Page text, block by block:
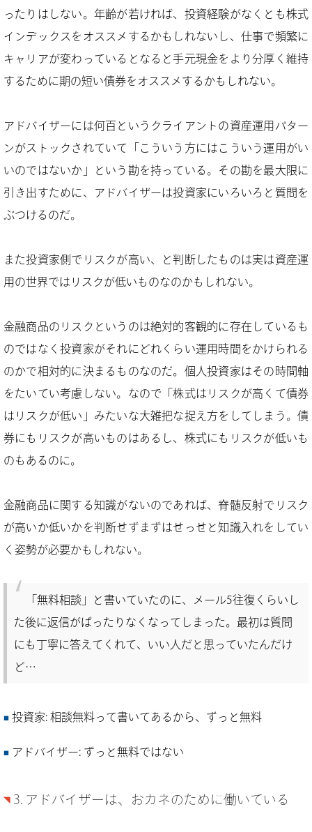
ったりはしない。年齢が若ければ、投資経験がなくとも株式
インデックスをオススメするかもしれないし、仕事で頻繁に
キャリアが変わっているとなると手元現金をより分厚く維持
するために期の短い債券をオススメするかもしれない。
アドバイザーには何百というクライアントの資産運用パター
ンがストックされていて「こういう方にはこういう運用がい
いのではないか」という勘を持っている。その勘を最大限に
引き出すために、アドバイザーは投資家にいろいろと質問を
ぶつけるのだ。
また投資家側でリスクが高い、と判断したものは実は資産運
用の世界ではリスクが低いものなのかもしれない。
金融商品のリスクというのは絶対的客観的に存在しているも
のではなく投資家がそれにどれくらい運用時間をかけられる
のかで相対的に決まるものなのだ。個人投資家はその時間軸
をたいてい考慮しない。なので「株式はリスクが高くて債券
はリスクが低い」みたいな大雑把な捉え方をしてしまう。債
券にもリスクが高いものはあるし、株式にもリスクが低いも
のもあるのに。
金融商品に関する知識がないのであれば、脊髄反射でリスク
が高いか低いかを判断せずまずはせっせと知識入れをしてい
く姿勢が必要かもしれない。
「無料相談」と書いていたのに、メール5往復くらいし
た後に返信がぱったりなくなってしまった。最初は質問
にも丁寧に答えてくれて、いい人だと思っていたんだけ
ど…
投資家: 相談無料って書いてあるから、ずっと無料
アドバイザー: ずっと無料ではない
3. アドバイザーは、おカネのために働いている